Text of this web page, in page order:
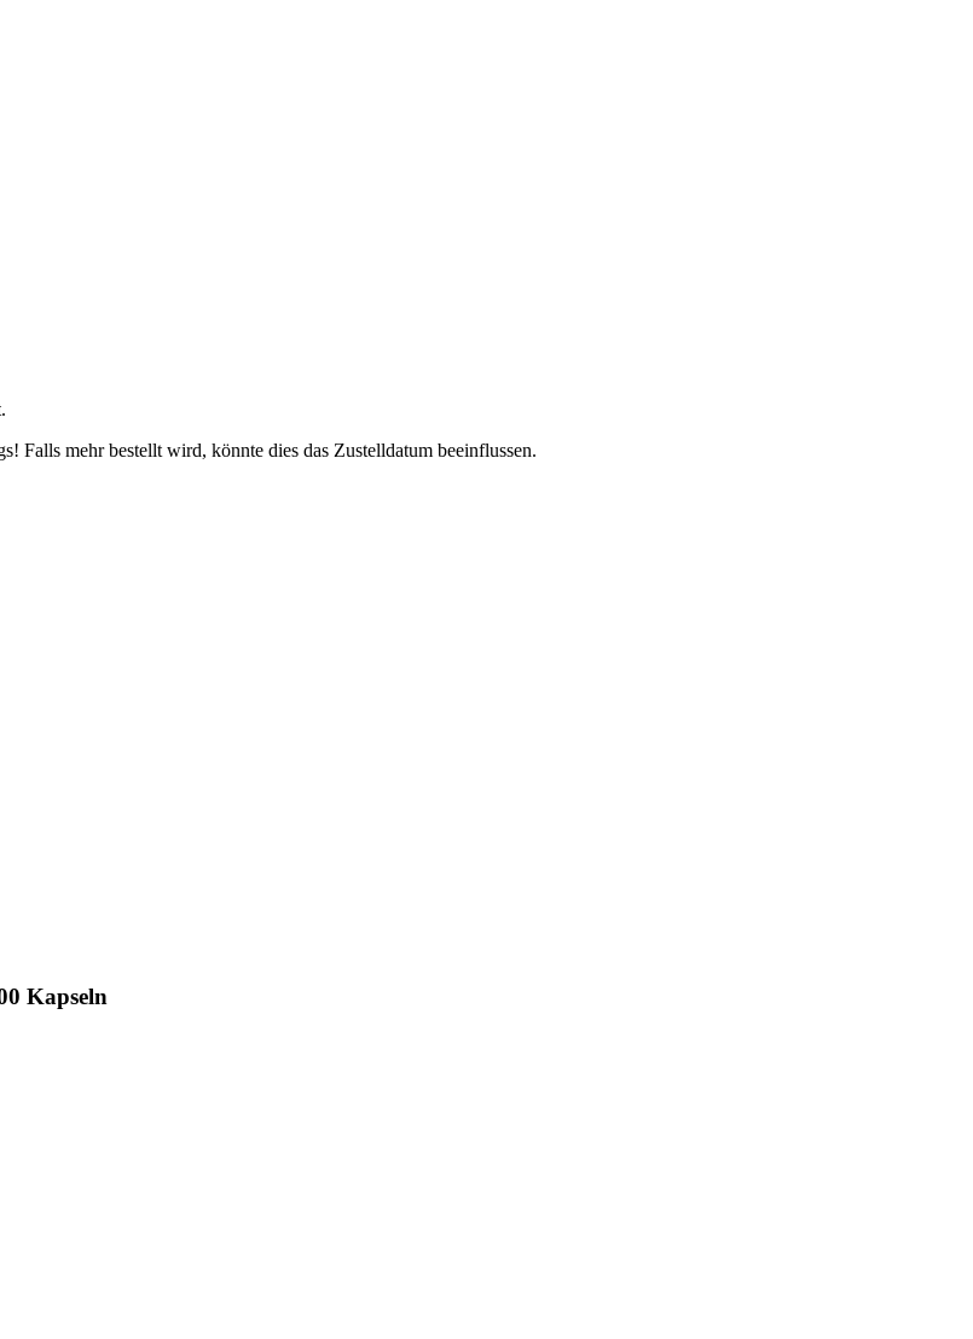
Falls mehr bestellt wird, könnte dies das Zustelldatum beeinflussen.
Kapseln